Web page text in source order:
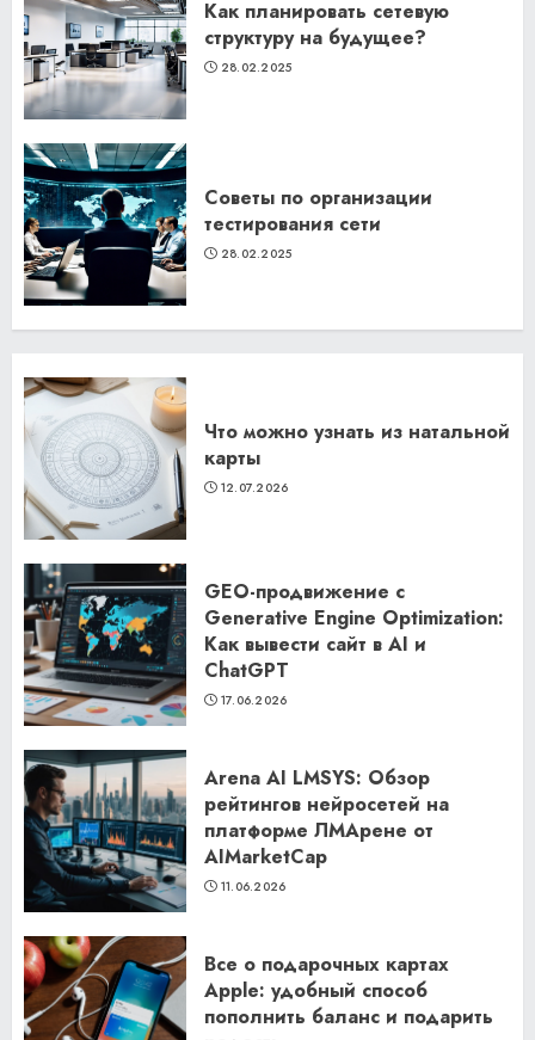
Как планировать сетевую
структуру на будущее?
28.02.2025
Советы по организации
тестирования сети
28.02.2025
Что можно узнать из натальной
карты
12.07.2026
GEO-продвижение с
Generative Engine Optimization:
Как вывести сайт в AI и
ChatGPT
17.06.2026
Arena AI LMSYS: Обзор
рейтингов нейросетей на
платформе ЛМАрене от
AIMarketCap
11.06.2026
Все о подарочных картах
Apple: удобный способ
пополнить баланс и подарить